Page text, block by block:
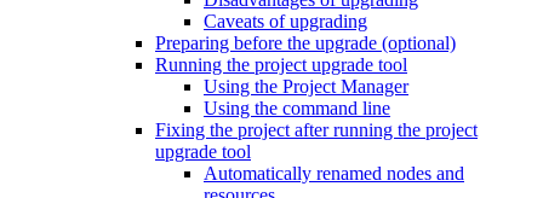
Caveats of upgrading
Preparing before the upgrade (optional)
Running the project upgrade tool
Using the Project Manager
Using the command line
Fixing the project after running the project
upgrade tool
Automatically renamed nodes and